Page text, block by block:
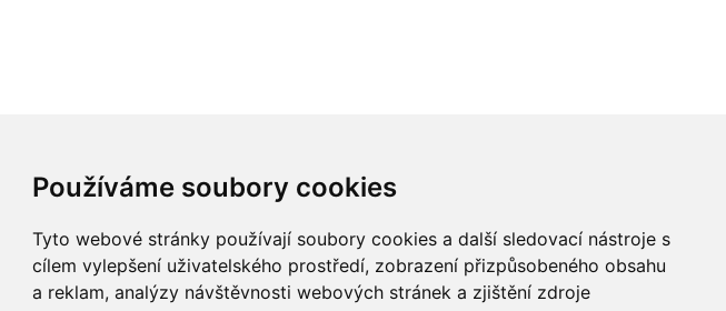
Používáme soubory cookies
Tyto webové stránky používají soubory cookies a další sledovací nástroje s
cílem vylepšení uživatelského prostředí, zobrazení přizpůsobeného obsahu
a reklam, analýzy návštěvnosti webových stránek a zjištění zdroje